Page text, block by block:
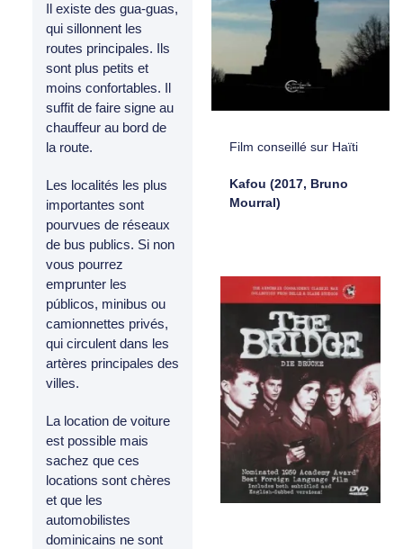
Il existe des gua-guas,
qui sillonnent les
routes principales. Ils
sont plus petits et
moins confortables. Il
suffit de faire signe au
chauffeur au bord de
la route.
Les localités les plus
importantes sont
pourvues de réseaux
de bus publics. Si non
vous pourrez
emprunter les
públicos, minibus ou
camionnettes privés,
qui circulent dans les
artères principales des
villes.
La location de voiture
est possible mais
sachez que ces
locations sont chères
et que les
automobilistes
dominicains ne sont
Film conseillé sur Haïti
Kafou (2017, Bruno
Mourral)